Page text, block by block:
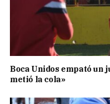
Boca Unidos empató un
metió la cola»